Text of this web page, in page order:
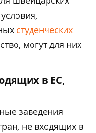
студенческих
могут для них
в ЕС,
заведения
не входящих в